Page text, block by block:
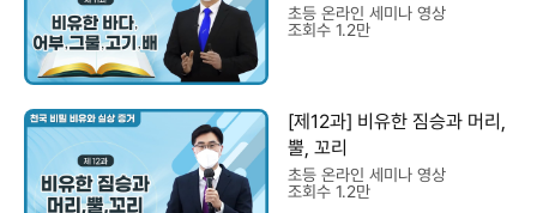
초등 온라인 세미나 영상
조회수 1.2만
[제12과] 비유한 짐승과 머리,
뿔, 꼬리
초등 온라인 세미나 영상
조회수 1.2만